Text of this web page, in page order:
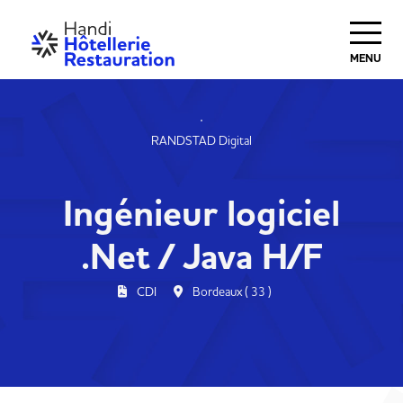
MENU
RANDSTAD Digital
Ingénieur logiciel
.Net / Java H/F
CDI Bordeaux ( 33 )